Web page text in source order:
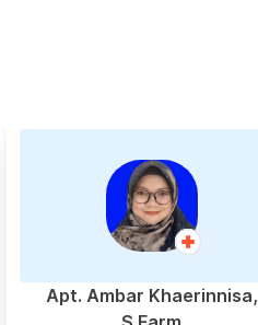
Apt. Ambar Khaerinnisa,